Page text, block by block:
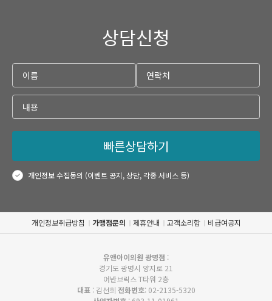
상담신청
빠른상담하기
개인정보 수집동의 (이벤트 공지, 상담, 각종 서비스 등)
개인정보취급방침 가맹점문의 제휴안내 고객소리함 비급여공지
유앤아이의원 광명점 :
경기도 광명시 양지로 21
어반브릭스 T타워 2층
대표: 김선희 전화번호: 02-2135-5320